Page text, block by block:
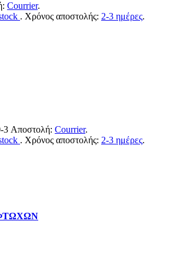
Courrier.
. Χρόνος αποστολής: 2-3 ημέρες.
3 Αποστολή: Courrier.
. Χρόνος αποστολής: 2-3 ημέρες.